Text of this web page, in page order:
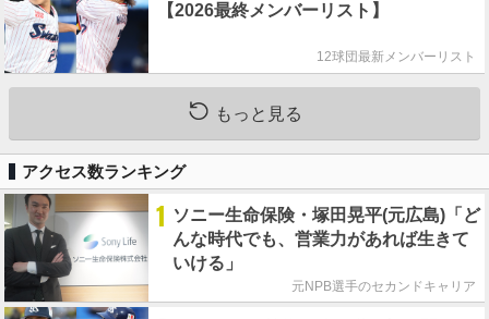
【2026最終メンバーリスト】
12球団最新メンバーリスト
もっと見る
アクセス数ランキング
1 ソニー生命保険・塚田晃平(元広島)「ど
んな時代でも、営業力があれば生きて
いける」
元NPB選手のセカンドキャリア